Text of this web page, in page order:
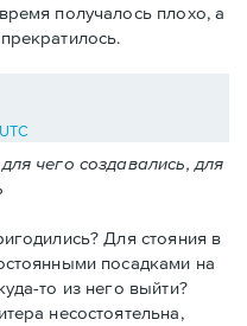
получалось плохо, а
чего создавались, для
Для стояния в
посадками на
то из него выйти?
несостоятельна,